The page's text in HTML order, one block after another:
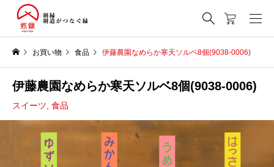
お買い物 食品 伊藤農園なめらか寒天ソルベ8個(9038-0006)
伊藤農園なめらか寒天ソルベ8個(9038-0006)
スイーツ 食品